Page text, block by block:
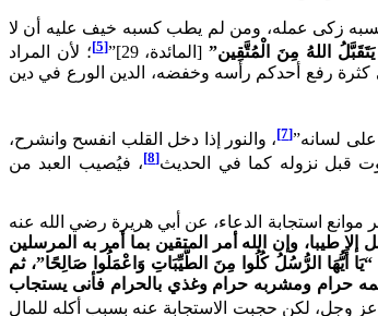
زكى عمله، ومن لم يطب كسبه خيف عليه أن لا
يَتَقَبَّلُ اللهُ مِنَ الْمُتَّقِين”[المائدة، 29]” [5]
؛ لأن المراد
كثرة رفع أحدكم رأسه وخفضه، الدين الورع في دين
على لسانه”[7]
، والنور إذا دخل القلب انفسح وانشرح،
قبل نزوله كما في الحديث[8]
، فيُصيب العبد من
استجابة الدعاء، عن أبي هريرة رضي الله عنه
إلا طيبا، وإن الله أمر المتقين بما أمر به المرسلين
أَيُّهَا الرُّسُلُ كُلُوا مِنَ الطَّيِّبَاتِ وَاعْمَلُوا صَالِحًا”، ثم
حرام ومشربه حرام وغذي بالحرام فأنى يستجاب
عز وجل، لكن حجبت الاستجابة عنه بسبب أكله للمال